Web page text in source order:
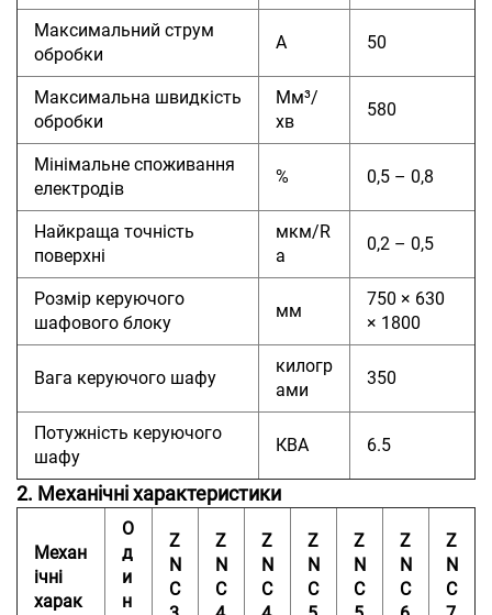
Максимальний струм
обробки
А 50
Максимальна швидкість
обробки
Мм³/
хв
580
Мінімальне споживання
електродів
% 0,5 – 0,8
Найкраща точність
поверхні
мкм/R
a
0,2 – 0,5
Розмір керуючого
шафового блоку
мм
750 × 630
× 1800
Вага керуючого шафу
килогр
ами
350
Потужність керуючого
шафу
КВА 6.5
2. Механічні характеристики
Механ
ічні
харак
О
д
и
н
Z
N
C
Z
N
C
Z
N
C
Z
N
C
Z
N
C
Z
N
C
Z
N
C